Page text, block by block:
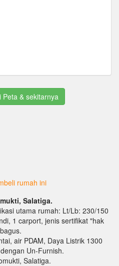
Peta & sekitarnya
rumah ini
Salatiga.
utama rumah: Lt/Lb: 230/150
1 carport, jenis sertifikat "hak
air PDAM, Daya Listrik 1300
Un-Furnish.
Salatiga.